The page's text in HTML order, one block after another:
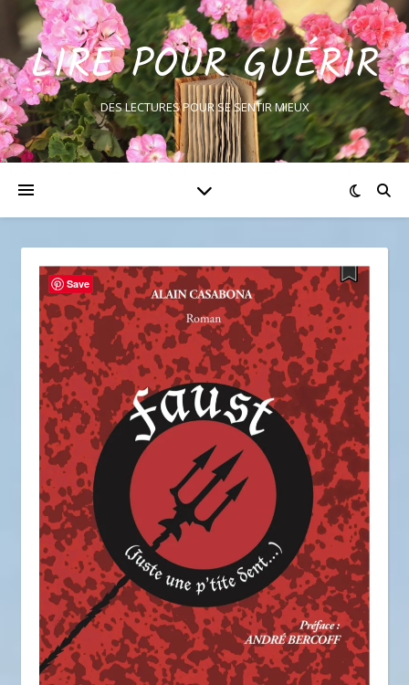
LIRE POUR GUÉRIR
DES LECTURES POUR SE SENTIR MIEUX
Save